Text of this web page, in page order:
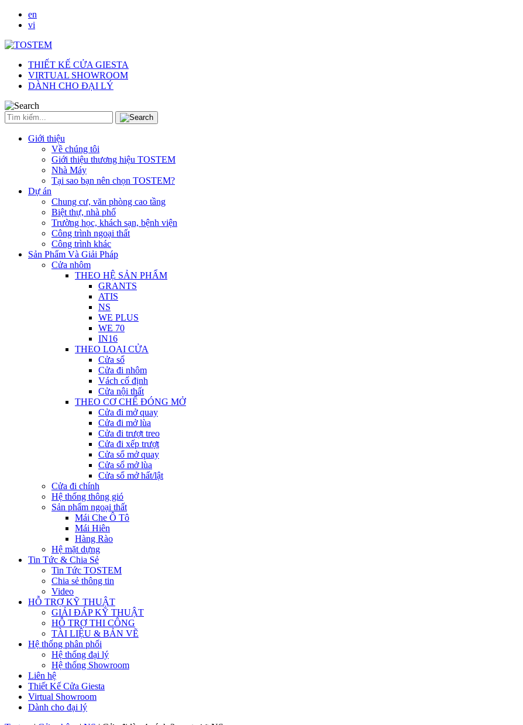
en
vi
THIẾT KẾ CỬA GIESTA
VIRTUAL SHOWROOM
DÀNH CHO ĐẠI LÝ
Giới thiệu
Về chúng tôi
Giới thiệu thương hiệu TOSTEM
Nhà Máy
Tại sao bạn nên chọn TOSTEM?
Dự án
Chung cư, văn phòng cao tầng
Biệt thự, nhà phố
Trường học, khách sạn, bệnh viện
Công trình ngoại thất
Công trình khác
Sản Phẩm Và Giải Pháp
Cửa nhôm
THEO HỆ SẢN PHẨM
GRANTS
ATIS
NS
WE PLUS
WE 70
IN16
THEO LOẠI CỬA
Cửa sổ
Cửa đi nhôm
Vách cố định
Cửa nội thất
THEO CƠ CHẾ ĐÓNG MỞ
Cửa đi mở quay
Cửa đi mở lùa
Cửa đi trượt treo
Cửa đi xếp trượt
Cửa sổ mở quay
Cửa sổ mở lùa
Cửa sổ mở hất/lật
Cửa đi chính
Hệ thống thông gió
Sản phẩm ngoại thất
Mái Che Ô Tô
Mái Hiên
Hàng Rào
Hệ mặt dựng
Tin Tức & Chia Sẻ
Tin Tức TOSTEM
Chia sẻ thông tin
Video
HỖ TRỢ KỸ THUẬT
GIẢI ĐÁP KỸ THUẬT
HỖ TRỢ THI CÔNG
TÀI LIỆU & BẢN VẼ
Hệ thống phân phối
Hệ thống đại lý
Hệ thống Showroom
Liên hệ
Thiết Kế Cửa Giesta
Virtual Showroom
Dành cho đại lý